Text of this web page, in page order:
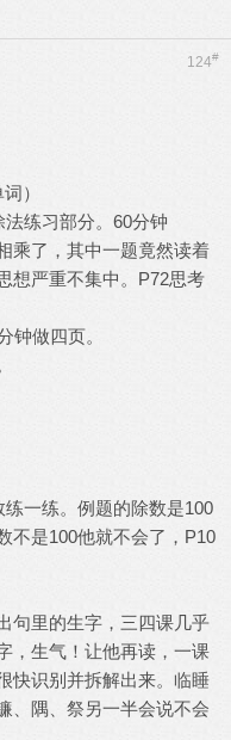
124#
）
练习部分。60分钟
乘了，其中一题竟然读着
想严重不集中。P72思考
钟做四页。
一练。例题的除数是100
不是100他就不会了，P10
句里的生字，三四课几乎
，生气！让他再读，一课
快识别并拆解出来。临睡
、隅、祭另一半会说不会